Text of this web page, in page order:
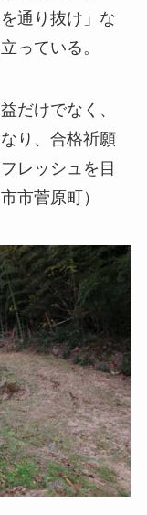
通り抜け」な
っている。
だけでなく、
り、合格祈願
レッシュを目
市菅原町）